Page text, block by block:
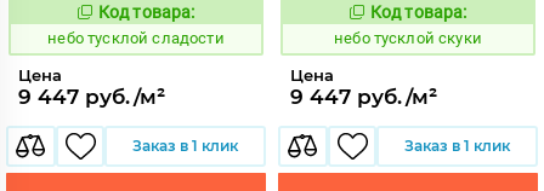
1122720
Код товара:
небо тусклой сладости
Цена
9 447 руб./м²
Заказ в 1 клик
1122719
Код товара:
небо тусклой скуки
Цена
9 447 руб./м²
Заказ в 1 клик